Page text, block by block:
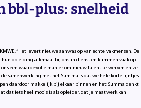
bbl-plus: snelheid
“Het levert nieuwe aanwas op van echte vakmensen. De
opleiding allemaal bij ons in dienst en klimmen vaak op
een waardevolle manier om nieuw talent te werven en ze
samenwerking met het Summa is dat we hele korte lijntjes
daardoor makkelijk bij elkaar binnen en het Summa denkt
dat iets heel moois is als opleider, dat je maatwerk kan